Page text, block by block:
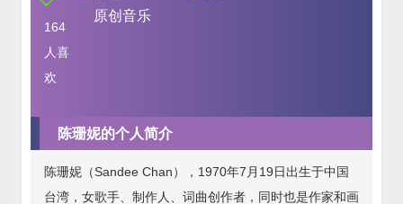
164
人喜
欢
原创音乐
陈珊妮的个人简介
陈珊妮（Sandee Chan），1970年7月19日出生于中国
台湾，女歌手、制作人、词曲创作者，同时也是作家和画